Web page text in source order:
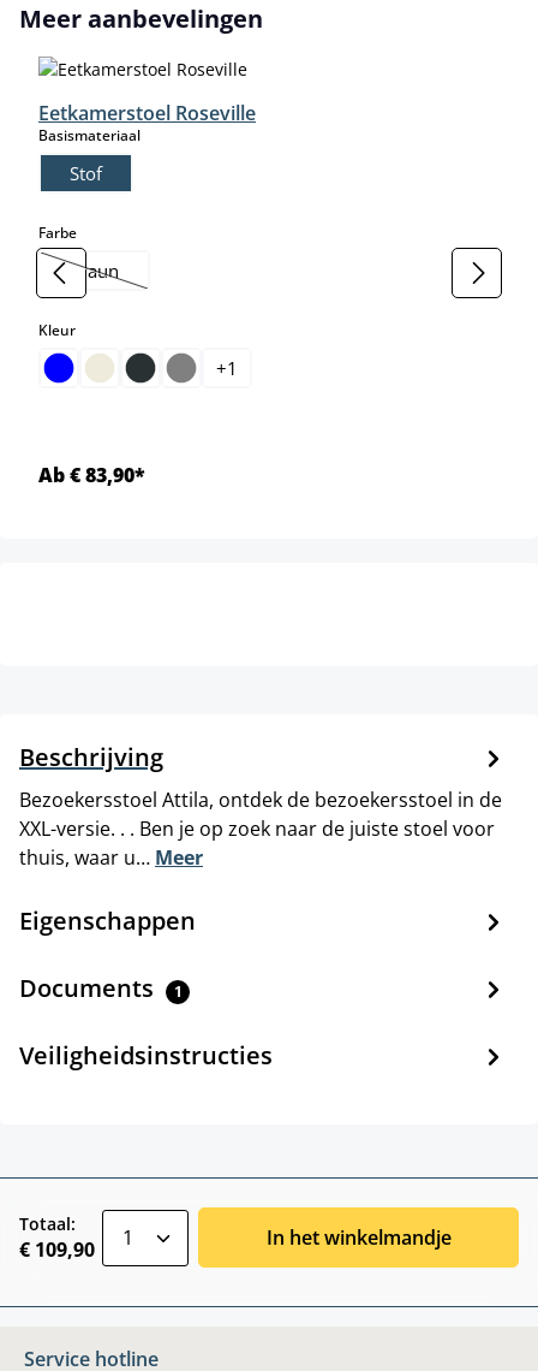
Productgalerij overslaan
Meer aanbevelingen
Eetkamerstoel Roseville
Basismateriaalselect
Stof
Farbeselect
braun
(Deze optie is momenteel niet beschikbaar.)
Kleurselect
+1
Ab € 83,90*
Beschrijving
Bezoekersstoel Attila, ontdek de bezoekersstoel in de
XXL-versie. . . Ben je op zoek naar de juiste stoel voor
thuis, waar u… Meer
Eigenschappen
Documents 1
Veiligheidsinstructies
Totaal:
€ 109,90 In het winkelmandje
Service hotline